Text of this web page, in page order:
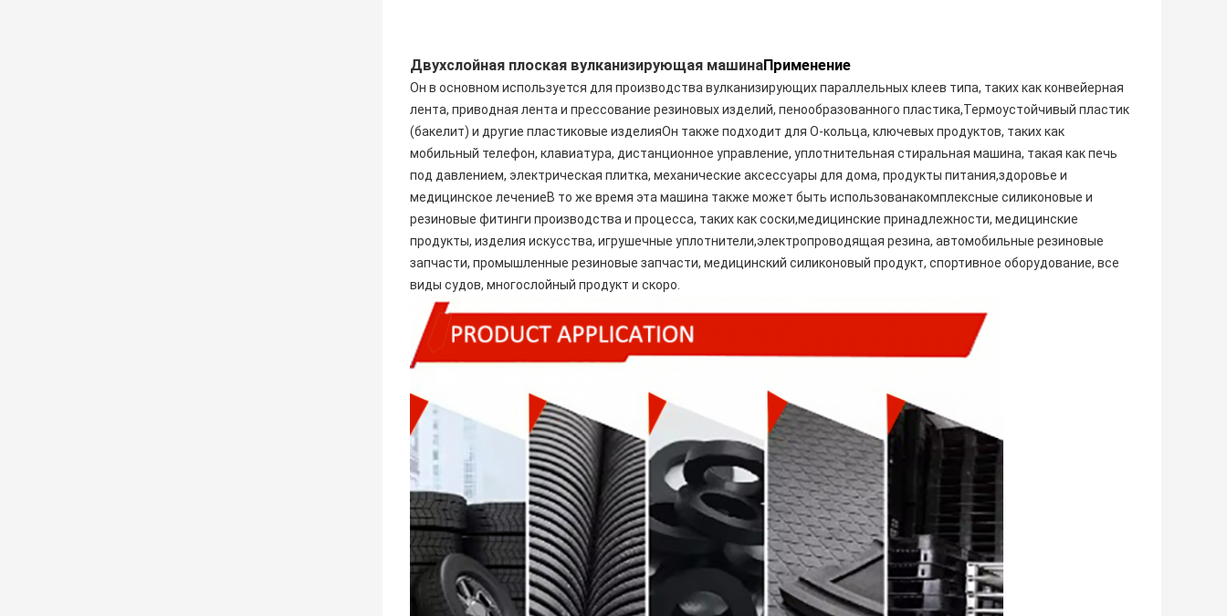
Двухслойная плоская вулканизирующая машинаПрименение
Он в основном используется для производства вулканизирующих параллельных клеев типа, таких как конвейерная
лента, приводная лента и прессование резиновых изделий, пенообразованного пластика,Термоустойчивый пластик
(бакелит) и другие пластиковые изделияОн также подходит для O-кольца, ключевых продуктов, таких как
мобильный телефон, клавиатура, дистанционное управление, уплотнительная стиральная машина, такая как печь
под давлением, электрическая плитка, механические аксессуары для дома, продукты питания,здоровье и
медицинское лечениеВ то же время эта машина также может быть использованакомплексные силиконовые и
резиновые фитинги производства и процесса, таких как соски,медицинские принадлежности, медицинские
продукты, изделия искусства, игрушечные уплотнители,электропроводящая резина, автомобильные резиновые
запчасти, промышленные резиновые запчасти, медицинский силиконовый продукт, спортивное оборудование, все
виды судов, многослойный продукт и скоро.